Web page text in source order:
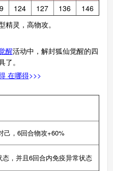
124 127 136
146
灵，高物攻。
醒活动中，解封狐仙觉醒的四
。
在哪得>>>
己，6回合物攻+60%
态，并且6回合内免疫异常状态